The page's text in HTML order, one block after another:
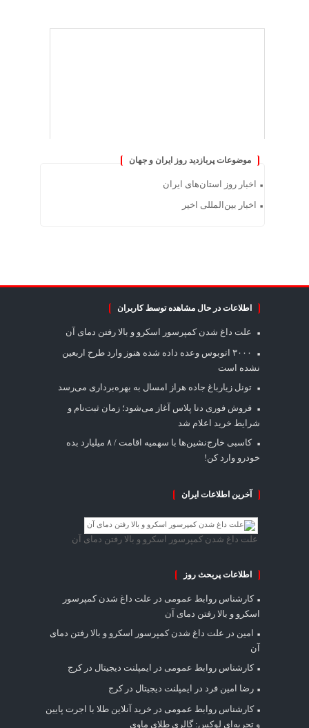
موضوعات پربازدید روز ایران و جهان
اخبار روز استان‌های ایران
اخبار بین‌المللی اخیر
اطلاعات در حال مشاهده توسط کاربران
علت داغ شدن کمپرسور اسکرو و بالا رفتن دمای آن
۳۰۰۰ اتوبوس وعده داده شده هنوز وارد طرح اربعین
نشده است
تونل زیارباغ جاده هراز امسال به بهره‌برداری می‌رسد
فروش فوری دنا پلاس آغاز می‌شود؛ زمان ثبت‌نام و
شرایط خرید اعلام شد
کاسبی خارج‌نشین‌ها با سهمیه اقامت / ۸ میلیارد بده
خودرو وارد کن!
آخرین اطلاعات ایران
علت داغ شدن کمپرسور اسکرو و بالا رفتن دمای آن
اطلاعات پربحث روز
کارشناس روابط عمومی در علت داغ شدن کمپرسور
اسکرو و بالا رفتن دمای آن
امین در علت داغ شدن کمپرسور اسکرو و بالا رفتن دمای
آن
کارشناس روابط عمومی در
ایمپلنت دیجیتال در کرج
رضا امین فرد در
ایمپلنت دیجیتال در کرج
کارشناس روابط عمومی در خرید آنلاین طلا با اجرت پایین
و تجربه‌ای لوکس: گالری طلای ماوی